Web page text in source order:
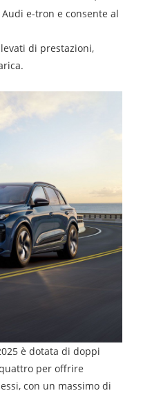
e-tron e consente al
di prestazioni,
è dotata di doppi
per offrire
con un massimo di